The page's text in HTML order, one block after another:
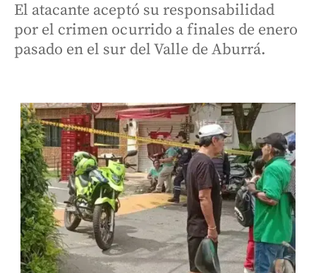
El atacante aceptó su responsabilidad
por el crimen ocurrido a finales de enero
pasado en el sur del Valle de Aburrá.